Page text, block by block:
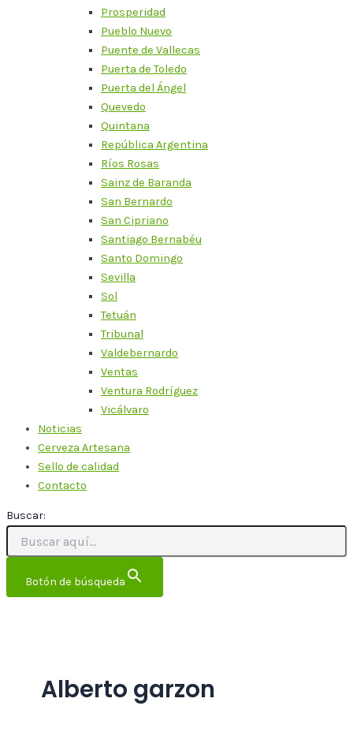
Prosperidad
Pueblo Nuevo
Puente de Vallecas
Puerta de Toledo
Puerta del Ángel
Quevedo
Quintana
República Argentina
Ríos Rosas
Sainz de Baranda
San Bernardo
San Cipriano
Santiago Bernabéu
Santo Domingo
Sevilla
Sol
Tetuán
Tribunal
Valdebernardo
Ventas
Ventura Rodríguez
Vicálvaro
Noticias
Cerveza Artesana
Sello de calidad
Contacto
Buscar:
Botón de búsqueda
Alberto garzon